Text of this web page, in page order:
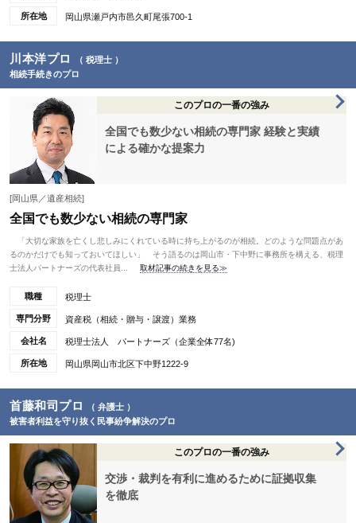
所在地 岡山県瀬戸内市邑久町尾張700-1
川本洋プロ
（ 税理士 ）
相続手続きのプロ
このプロの一番の強み
全国でも数少ない相続の専門家 経験と実績
による確かな提案力
[岡山県／遺産相続]
全国でも数少ない相続の専門家
「大切な家族を亡くし悲しみにくれている時に持ち上がるのが相続。どのような問題点があ
るのかだけでも知っておいてほしい」 そう語るのは岡山市・下中野に事務所を構える、税理
士法人パートナーズの代表社員...
取材記事の続きを見る≫
職種 税理士
専門分野 資産税（相続・贈与・譲渡）業務
会社名 税理士法人 パートナーズ（企業全体77名)
所在地 岡山県岡山市北区下中野1222-9
首藤和司プロ
（ 弁護士 ）
被害者利益を守り抜く民事紛争解決のプロ
このプロの一番の強み
交渉・裁判を有利に進めるために証拠収集
を徹底